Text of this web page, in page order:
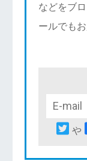
などをブ
ールでも
や